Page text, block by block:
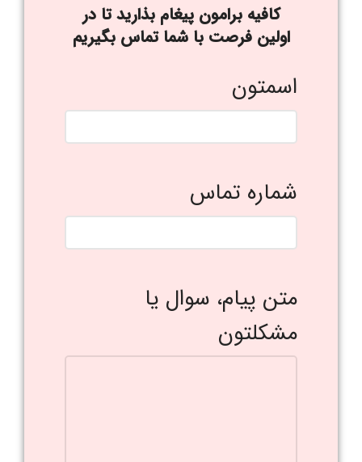
کافیه برامون پیغام بذارید تا در
اولین فرصت با شما تماس بگیریم
اسمتون
شماره تماس
متن پیام، سوال یا
مشکلتون